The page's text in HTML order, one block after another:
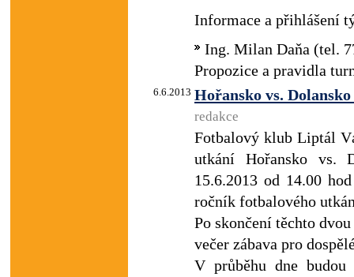
Informace a přihlášení
Ing. Milan Daňa (tel.
Propozice a pravidla
6.6.2013 Hořansko vs. Dolansko
redakce
Fotbalový klub Liptál
utkání Hořansko vs.
15.6.2013 od 14.00
ročník fotbalového
Po skončení těchto
večer zábava pro
V průběhu dne